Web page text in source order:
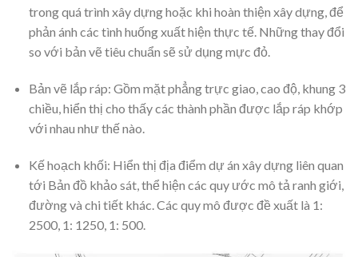
trong quá trình xây dựng hoặc khi hoàn thiện xây dựng, để
phản ánh các tình huống xuất hiện thực tế. Những thay đổi
so với bản vẽ tiêu chuẩn sẽ sử dụng mực đỏ.
Bản vẽ lắp ráp: Gồm mặt phẳng trực giao, cao độ, khung 3
chiều, hiển thị cho thấy các thành phần được lắp ráp khớp
với nhau như thế nào.
Kế hoạch khối: Hiển thị địa điểm dự án xây dựng liên quan
tới Bản đồ khảo sát, thể hiện các quy ước mô tả ranh giới,
đường và chi tiết khác. Các quy mô được đề xuất là 1:
2500, 1: 1250, 1: 500.